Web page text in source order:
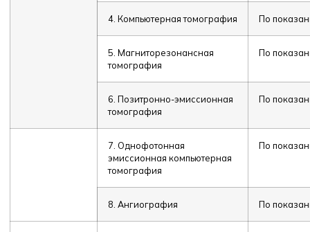
4. Компьютерная томография По
5. Магниторезонансная
томография
По
6. Позитронно-эмиссионная
томография
По
7. Однофотонная
эмиссионная компьютерная
томография
По
8. Ангиография По